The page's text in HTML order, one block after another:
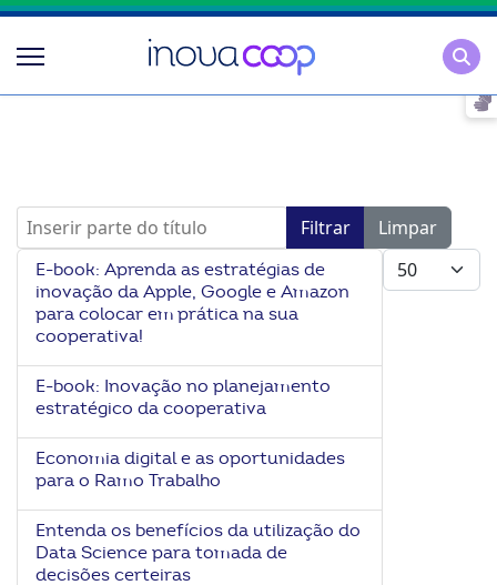
Inserir parte do título Filtrar
Limpar
Mostrar #
E-book: Aprenda as estratégias de
inovação da Apple, Google e Amazon
para colocar em prática na sua
cooperativa!
E-book: Inovação no planejamento
estratégico da cooperativa
Economia digital e as oportunidades
para o Ramo Trabalho
Entenda os benefícios da utilização do
Data Science para tomada de
decisões certeiras